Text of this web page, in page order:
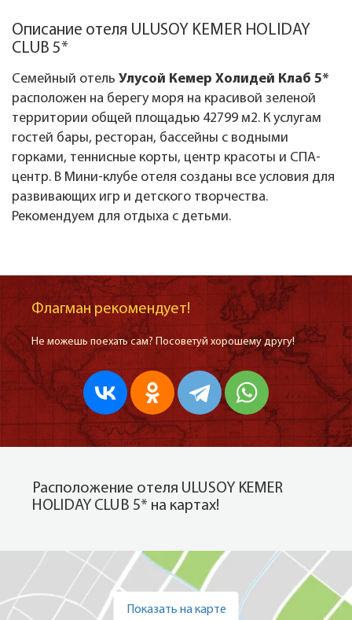
Описание отеля ULUSOY KEMER HOLIDAY
CLUB 5*
Семейный отель Улусой Кемер Холидей Клаб 5*
расположен на берегу моря на красивой зеленой
территории общей площадью 42799 м2. К услугам
гостей бары, ресторан, бассейны с водными
горками, теннисные корты, центр красоты и СПА-
центр. В Мини-клубе отеля созданы все условия для
развивающих игр и детского творчества.
Рекомендуем для отдыха с детьми.
Флагман рекомендует!
Не можешь поехать сам? Посоветуй хорошему другу!
Расположение отеля ULUSOY KEMER
HOLIDAY CLUB 5* на картах!
Показать на карте